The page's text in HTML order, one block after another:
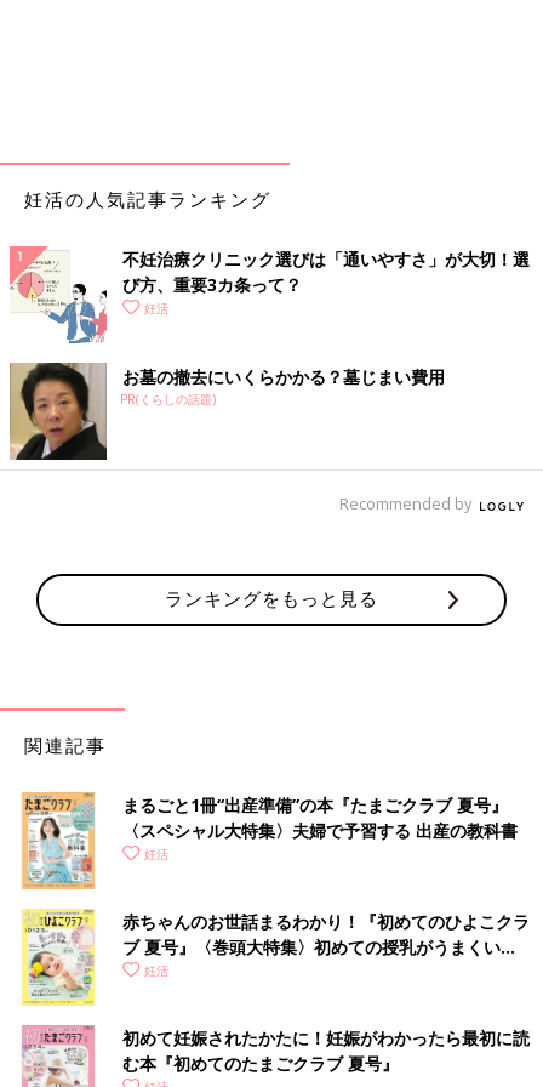
妊活の人気記事ランキング
不妊治療クリニック選びは「通いやすさ」が大切！選
び方、重要3カ条って？
妊活
お墓の撤去にいくらかかる？墓じまい費用
PR(くらしの話題)
Recommended by
ランキングをもっと見る
関連記事
まるごと1冊“出産準備”の本『たまごクラブ 夏号』
〈スペシャル大特集〉夫婦で予習する 出産の教科書
妊活
赤ちゃんのお世話まるわかり！『初めてのひよこクラ
ブ 夏号』〈巻頭大特集〉初めての授乳がうまくい
く！ おっぱい・ミルクの基本と夏のトラブル 解決テ
妊活
初めて妊娠されたかたに！妊娠がわかったら最初に読
む本『初めてのたまごクラブ 夏号』